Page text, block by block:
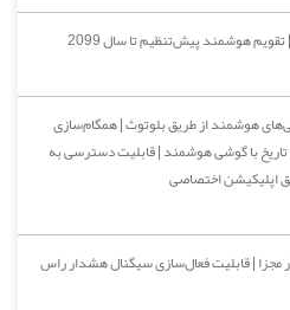
هوشمند پیش‌تنظیم تا سال 2099
هوشمند از طریق بلوتوث | همگام‌سازی
تاریخ با گوشی هوشمند | قابلیت دسترسی به
اپلیکیشن اختصاصی
مجزا | قابلیت فعال‌سازی سیگنال هشدار راس